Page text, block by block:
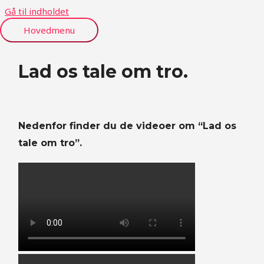
Gå til indholdet
Hovedmenu
Lad os tale om tro.
Nedenfor finder du de videoer om “Lad os
tale om tro”.